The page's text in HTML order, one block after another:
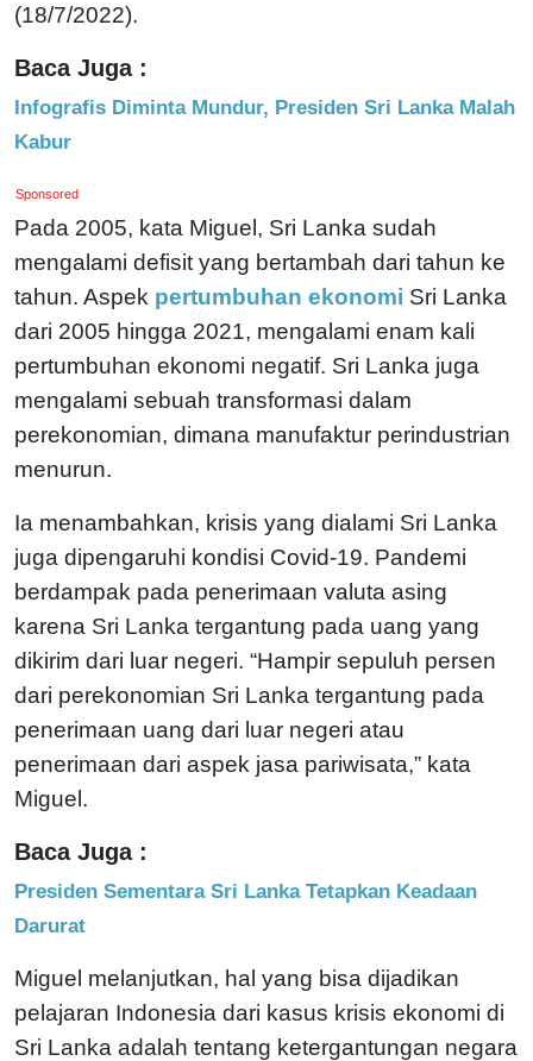
(18/7/2022).
Baca Juga :
Infografis Diminta Mundur, Presiden Sri Lanka Malah
Kabur
Sponsored
Pada 2005, kata Miguel, Sri Lanka sudah
mengalami defisit yang bertambah dari tahun ke
tahun. Aspek pertumbuhan ekonomi Sri Lanka
dari 2005 hingga 2021, mengalami enam kali
pertumbuhan ekonomi negatif. Sri Lanka juga
mengalami sebuah transformasi dalam
perekonomian, dimana manufaktur perindustrian
menurun.
Ia menambahkan, krisis yang dialami Sri Lanka
juga dipengaruhi kondisi Covid-19. Pandemi
berdampak pada penerimaan valuta asing
karena Sri Lanka tergantung pada uang yang
dikirim dari luar negeri. “Hampir sepuluh persen
dari perekonomian Sri Lanka tergantung pada
penerimaan uang dari luar negeri atau
penerimaan dari aspek jasa pariwisata,” kata
Miguel.
Baca Juga :
Presiden Sementara Sri Lanka Tetapkan Keadaan
Darurat
Miguel melanjutkan, hal yang bisa dijadikan
pelajaran Indonesia dari kasus krisis ekonomi di
Sri Lanka adalah tentang ketergantungan negara